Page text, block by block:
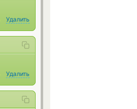
Удалить
Удалить